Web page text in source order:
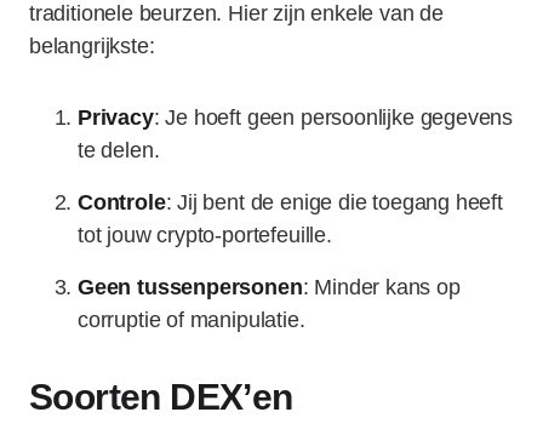
traditionele beurzen. Hier zijn enkele van de
belangrijkste:
Privacy: Je hoeft geen persoonlijke gegevens
te delen.
Controle: Jij bent de enige die toegang heeft
tot jouw crypto-portefeuille.
Geen tussenpersonen: Minder kans op
corruptie of manipulatie.
Soorten DEX’en